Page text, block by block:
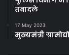
तबादले
17 May 2023
मुख्यमंत्री